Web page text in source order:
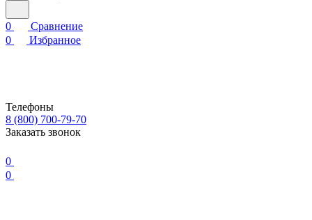
0
Сравнение
0
Избранное
Телефоны
8 (800) 700-79-70
Заказать звонок
0
0